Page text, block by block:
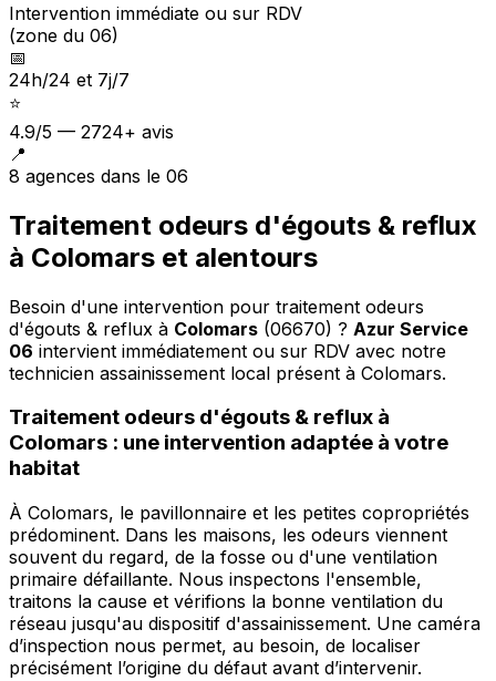
Intervention immédiate ou sur RDV
(zone du 06)
📅
24h/24 et 7j/7
⭐
4.9/5 — 2724+ avis
📍
8 agences dans le 06
Traitement odeurs d'égouts & reflux
à Colomars et alentours
Besoin d'une intervention pour traitement odeurs
d'égouts & reflux à Colomars (06670) ? Azur Service
06 intervient immédiatement ou sur RDV avec notre
technicien assainissement local présent à Colomars.
Traitement odeurs d'égouts & reflux à
Colomars : une intervention adaptée à votre
habitat
À Colomars, le pavillonnaire et les petites copropriétés
prédominent. Dans les maisons, les odeurs viennent
souvent du regard, de la fosse ou d'une ventilation
primaire défaillante. Nous inspectons l'ensemble,
traitons la cause et vérifions la bonne ventilation du
réseau jusqu'au dispositif d'assainissement. Une caméra
d’inspection nous permet, au besoin, de localiser
précisément l’origine du défaut avant d’intervenir.